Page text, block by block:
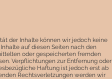
der Inhalte können wir jedoch keine
auf diesen Seiten nach den
oder gespeicherten fremden
Verpflichtungen zur Entfernung oder
Haftung ist jedoch erst ab
Rechtsverletzungen werden wir